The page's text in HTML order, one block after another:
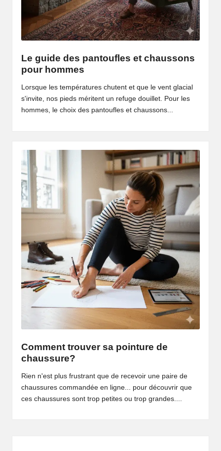
Le guide des pantoufles et chaussons
pour hommes
Lorsque les températures chutent et que le vent glacial
s'invite, nos pieds méritent un refuge douillet. Pour les
hommes, le choix des pantoufles et chaussons...
Comment trouver sa pointure de
chaussure?
Rien n'est plus frustrant que de recevoir une paire de
chaussures commandée en ligne... pour découvrir que
ces chaussures sont trop petites ou trop grandes....